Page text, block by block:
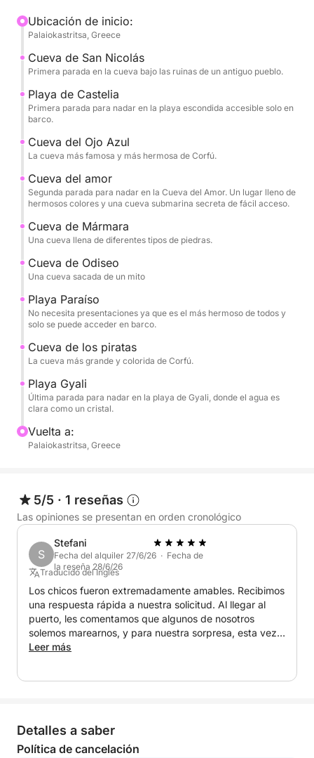
inolvidables en el mar Jónico.
Ubicación de inicio:
Palaiokastritsa, Greece
Cueva de San Nicolás
Primera parada en la cueva bajo las ruinas de un antiguo pueblo.
Playa de Castelia
Primera parada para nadar en la playa escondida accesible solo en
barco.
Cueva del Ojo Azul
La cueva más famosa y más hermosa de Corfú.
Cueva del amor
Segunda parada para nadar en la Cueva del Amor. Un lugar lleno de
hermosos colores y una cueva submarina secreta de fácil acceso.
Cueva de Mármara
Una cueva llena de diferentes tipos de piedras.
Cueva de Odiseo
Una cueva sacada de un mito
Playa Paraíso
No necesita presentaciones ya que es el más hermoso de todos y
solo se puede acceder en barco.
Cueva de los piratas
La cueva más grande y colorida de Corfú.
Playa Gyali
Última parada para nadar en la playa de Gyali, donde el agua es
clara como un cristal.
Vuelta a:
Palaiokastritsa, Greece
5/5 · 1 reseñas
Las opiniones se presentan en orden cronológico
S
Stefani
Fecha del alquiler 27/6/26 · Fecha de
la reseña 28/6/26
Traducido del Inglés
Los chicos fueron extremadamente amables. Recibimos
una respuesta rápida a nuestra solicitud. Al llegar al
puerto, les comentamos que algunos de nosotros
solemos marearnos, y para nuestra sorpresa, esta vez
no tuvimos ninguna queja, lo que demuestra lo buenos
Leer más
Detalles a saber
Política de cancelación